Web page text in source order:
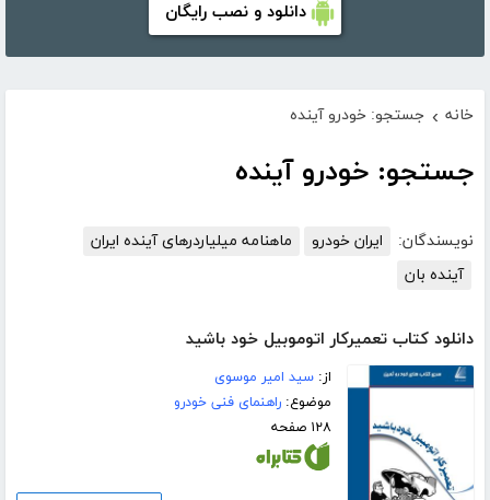
دانلود و نصب رایگان
خانه › جستجو: خودرو آینده
جستجو: خودرو آینده
نویسندگان: ایران خودرو
ماهنامه میلیاردرهای آینده ایران
آینده بان
دانلود کتاب تعمیرکار اتوموبیل خود باشید
از:سید امیر موسوی
موضوع:راهنمای فنی خودرو
۱۲۸ صفحه